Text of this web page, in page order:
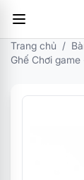
Trang chủ /
Ghế Chơi game